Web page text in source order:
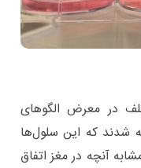
در معرض الگوهای
شدند که این سلول‌ها
آنچه در مغز اتفاق